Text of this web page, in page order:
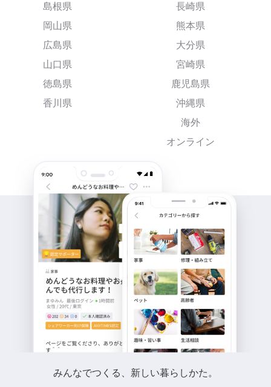
島根県
岡山県
広島県
山口県
徳島県
香川県
長崎県
熊本県
大分県
宮崎県
鹿児島県
沖縄県
海外
オンライン
みんなでつくる、新しい暮らしかた。